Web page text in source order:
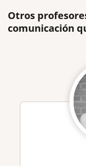
Otros
comunicación